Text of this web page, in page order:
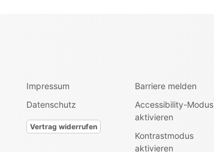
Impressum
Datenschutz
Vertrag widerrufen
Barriere melden
Accessibility-Modus
aktivieren
Kontrastmodus
aktivieren